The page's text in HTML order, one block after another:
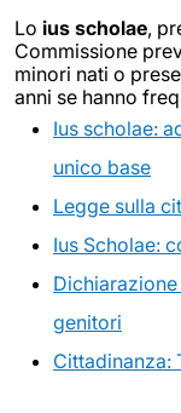
Lo ius scholae,
Commissione
minori nati o
anni se hanno
Ius scholae:
unico base
Legge sulla
Ius Scholae:
genitori
Cittadinanza: